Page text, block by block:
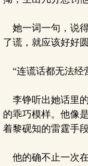
她一词一句，说
了谎，就应该好好
“连谎话都无法经
李铮听出她话里
的乖巧模样。他像
着黎砚知的雷霆手段
他的确不止一次